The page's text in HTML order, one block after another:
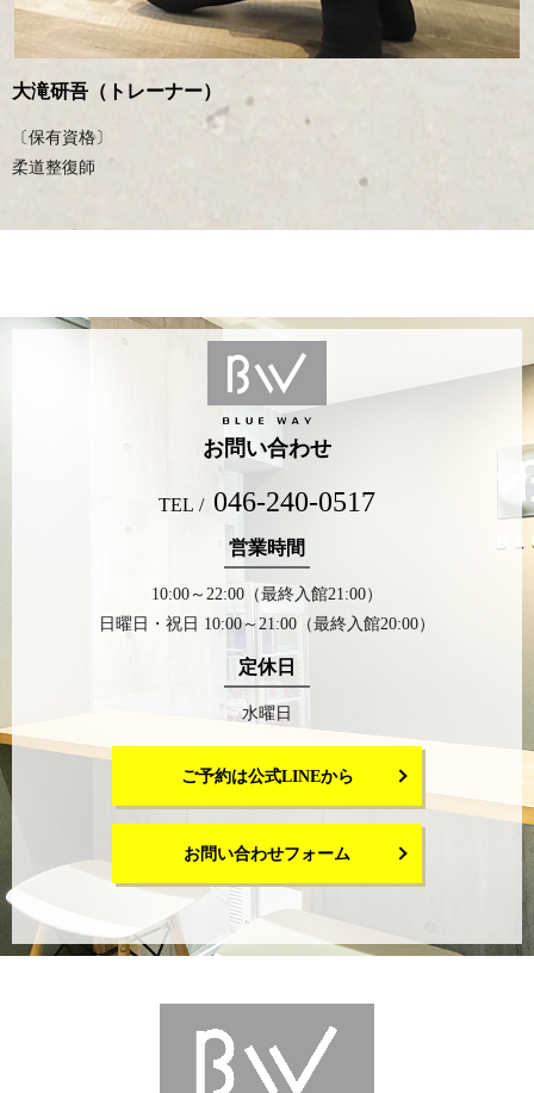
大滝研吾（トレーナー）
〔保有資格〕
柔道整復師
お問い合わせ
TEL / 046-240-0517
営業時間
10:00～22:00（最終入館21:00）
日曜日・祝日 10:00～21:00（最終入館20:00）
定休日
水曜日
ご予約は公式LINEから
お問い合わせフォーム